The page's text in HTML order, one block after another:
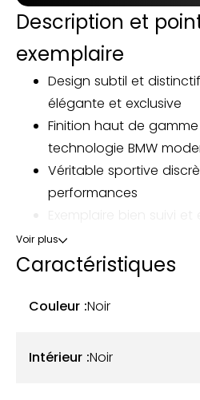
Description et
exemplaire
Design subtil et
élégante et exclusive
Finition haut de
technologie BMW
Véritable sportive
performances
Notre Alpina B3 F30 Touring
circulation le 9 janvier 2013,
400 km. D’origine
changements de
Voir plus
Caractéristiques
Couleur :Noir
Intérieur :Noir